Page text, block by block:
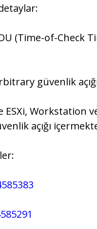
(Time-of-Check
güvenlik
ESXi, Workstation
açığı